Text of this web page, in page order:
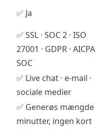
✅ Ja
✅ SSL · SOC 2 · ISO
27001 · GDPR · AICPA
SOC
✅ Live chat · e-mail ·
sociale medier
✅ Generøs mængde
minutter, ingen kort